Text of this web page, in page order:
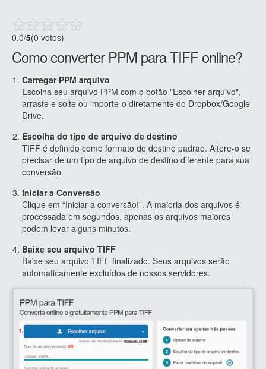
0.0/5(0 votos)
Como converter PPM para TIFF online?
Carregar PPM arquivo
Escolha seu arquivo PPM com o botão "Escolher arquivo",
arraste e solte ou importe-o diretamente do Dropbox/Google
Drive.
Escolha do tipo de arquivo de destino
TIFF é definido como formato de destino padrão. Altere-o se
precisar de um tipo de arquivo de destino diferente para sua
conversão.
Iniciar a Conversão
Clique em “Iniciar a conversão!”. A maioria dos arquivos é
processada em segundos, apenas os arquivos maiores
podem levar alguns minutos.
Baixe seu arquivo TIFF
Baixe seu arquivo TIFF finalizado. Seus arquivos serão
automaticamente excluídos de nossos servidores.